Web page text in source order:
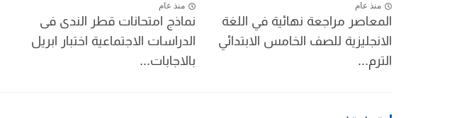
منذ عام
المعاصر مراجعة نهائية في اللغة
الانجليزية للصف الخامس الابتدائي
الترم...
منذ عام
نماذج امتحانات قطر الندى فى
الدراسات الاجتماعية اختبار ابريل
بالاجابات...